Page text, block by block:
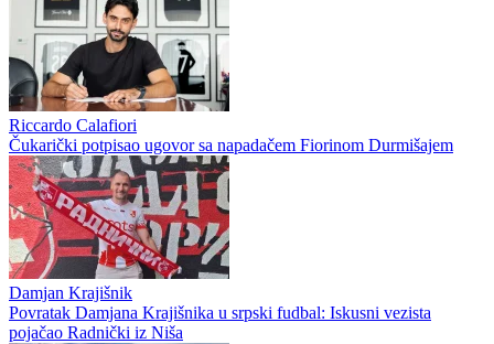
Riccardo Calafiori
Čukarički potpisao ugovor sa napadačem Fiorinom Durmišajem
Damjan Krajišnik
Povratak Damjana Krajišnika u srpski fudbal: Iskusni vezista
pojačao Radnički iz Niša